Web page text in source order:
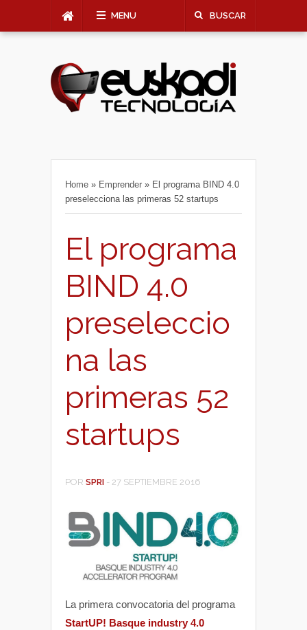
MENU BUSCAR
Home » Emprender » El programa BIND 4.0
preselecciona las primeras 52 startups
El programa
BIND 4.0
preseleccio
na las
primeras 52
startups
POR SPRI - 27 SEPTIEMBRE 2016
La primera convocatoria del programa
StartUP! Basque industry 4.0